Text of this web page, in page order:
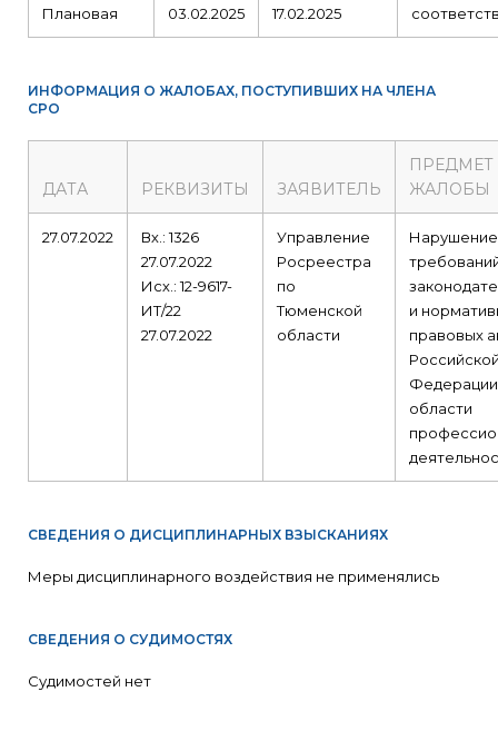
Плановая 03.02.2025 17.02.2025
ИНФОРМАЦИЯ О ЖАЛОБАХ, ПОСТУПИВШИХ НА ЧЛЕНА
СРО
ДАТА РЕКВИЗИТЫ ЗАЯВИТЕЛЬ
ПРЕДМЕТ
ЖАЛОБЫ
27.07.2022
Вх.: 1326
27.07.2022
Исх.: 12-9617-
ИТ/22
27.07.2022
Управление
Росреестра
по
Тюменской
области
Нарушение
и
правовых
области
СВЕДЕНИЯ О ДИСЦИПЛИНАРНЫХ ВЗЫСКАНИЯХ
Меры дисциплинарного воздействия не применялись
СВЕДЕНИЯ О СУДИМОСТЯХ
Судимостей нет